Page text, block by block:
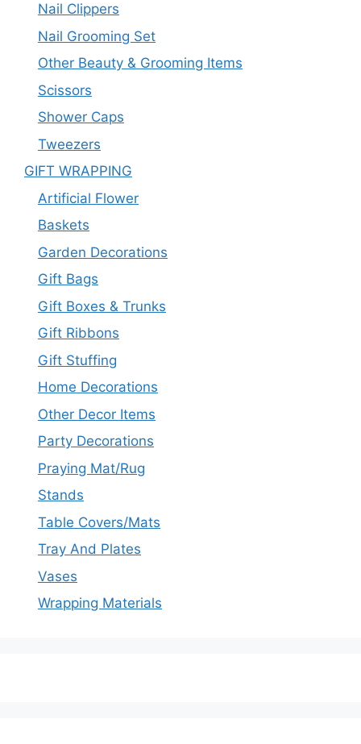
Nail Clippers
Nail Grooming Set
Other Beauty & Grooming Items
Scissors
Shower Caps
Tweezers
GIFT WRAPPING
Artificial Flower
Baskets
Garden Decorations
Gift Bags
Gift Boxes & Trunks
Gift Ribbons
Gift Stuffing
Home Decorations
Other Decor Items
Party Decorations
Praying Mat/Rug
Stands
Table Covers/Mats
Tray And Plates
Vases
Wrapping Materials